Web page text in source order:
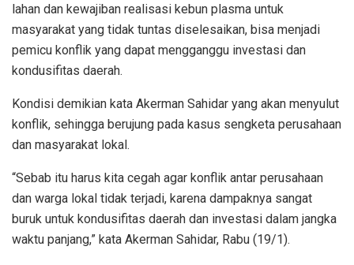
lahan dan kewajiban realisasi kebun plasma untuk
masyarakat yang tidak tuntas diselesaikan, bisa menjadi
pemicu konflik yang dapat mengganggu investasi dan
kondusifitas daerah.
Kondisi demikian kata Akerman Sahidar yang akan menyulut
konflik, sehingga berujung pada kasus sengketa perusahaan
dan masyarakat lokal.
“Sebab itu harus kita cegah agar konflik antar perusahaan
dan warga lokal tidak terjadi, karena dampaknya sangat
buruk untuk kondusifitas daerah dan investasi dalam jangka
waktu panjang,” kata Akerman Sahidar, Rabu (19/1).